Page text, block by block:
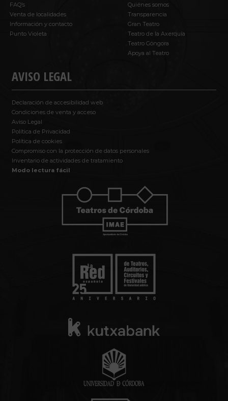
FAQ’s
Venta de localidades
Información y contacto
Punto Violeta
AVISO LEGAL
Declaración de accesibilidad web
Condiciones de venta y acceso
Aviso Legal
Política de Privacidad
Política de cookies
Compromiso con la protección de datos personales
Inventario de actividades de tratamiento
Modo lectura fácil
Quiénes somos
Transparencia
Gran Teatro
Teatro de la Axerquía
Teatro Góngora
Apoya al Teatro